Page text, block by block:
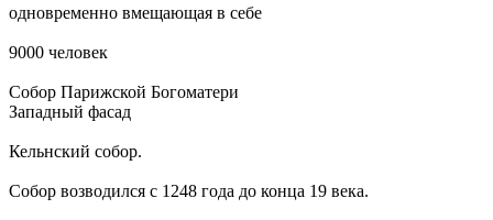
одновременно вмещающая в себе
9000 человек
Собор Парижской Богоматери
Западный фасад
Кельнский собор.
Собор возводился с 1248 года до конца 19 века.